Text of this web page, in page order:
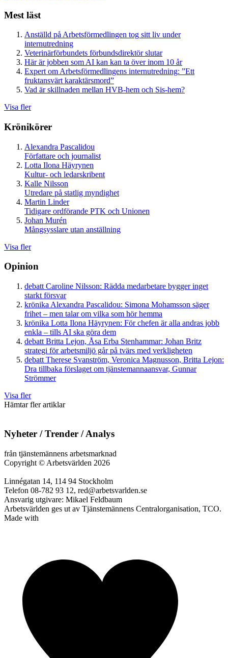
Mest läst
Anställd på Arbetsförmedlingen tog sitt liv under
internutredning
Veterinärförbundets förbundsdirektör slutar
Här är jobben som AI kan kan ta över inom 10 år
Expert om Arbetsförmedlingens internutredning: ”Ett
fruktansvärt karaktärsmord”
Vad är skillnaden mellan HVB-hem och Sis-hem?
Visa fler
Krönikörer
Alexandra Pascalidou
Författare och journalist
Lotta Ilona Häyrynen
Kultur- och ledarskribent
Kalle Nilsson
Utredare på statlig myndighet
Martin Linder
Tidigare ordförande PTK och Unionen
Johan Murén
Mångsysslare utan anställning
Visa fler
Opinion
debatt Caroline Nilsson: Rädda medarbetare bygger inget
starkt försvar
krönika Alexandra Pascalidou: Simona Mohamsson säger
frihet – men talar om vilka som hör hemma
krönika Lotta Ilona Häyrynen: För chefen är alla andras jobb
enkla – tills AI ska göra dem
debatt Britta Lejon, Åsa Erba Stenhammar: Johan Britz
strategi för arbetsmiljö går på tvärs med verkligheten
debatt Therese Svanström, Veronica Magnusson, Britta Lejon:
Dra tillbaka förslaget om tjänstemannaansvar, Gunnar
Strömmer
Visa fler
Hämtar fler artiklar
Nyheter / Trender / Analys
från tjänstemännens arbetsmarknad
Copyright © Arbetsvärlden 2026
Linnégatan 14, 114 94 Stockholm
Telefon 08-782 93 12, red@arbetsvarlden.se
Ansvarig utgivare: Mikael Feldbaum
Arbetsvärlden ges ut av Tjänstemännens Centralorganisation, TCO.
Made with